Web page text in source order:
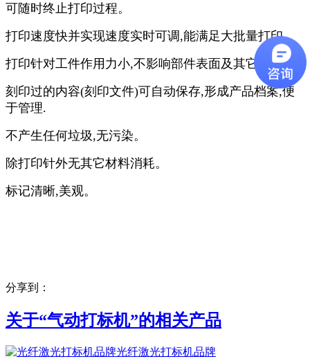
可随时终止打印过程。
打印速度快并实现速度实时可调,能满足大批量打印.
打印针对工件作用力小,不影响部件表面及其它质量.
刻印过的内容(刻印文件)可自动保存,形成产品档案,便
于管理.
不产生任何垃圾,无污染。
除打印针外无其它材料消耗。
标记清晰,美观。
分享到：
关于“气动打标机”的相关产品
光纤激光打标机品牌